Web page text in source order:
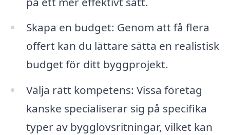
Skapa en budget: Genom att få flera
offert kan du lättare sätta en realistisk
budget för ditt byggprojekt.
Välja rätt kompetens: Vissa företag
kanske specialiserar sig på specifika
typer av bygglovsritningar, vilket kan